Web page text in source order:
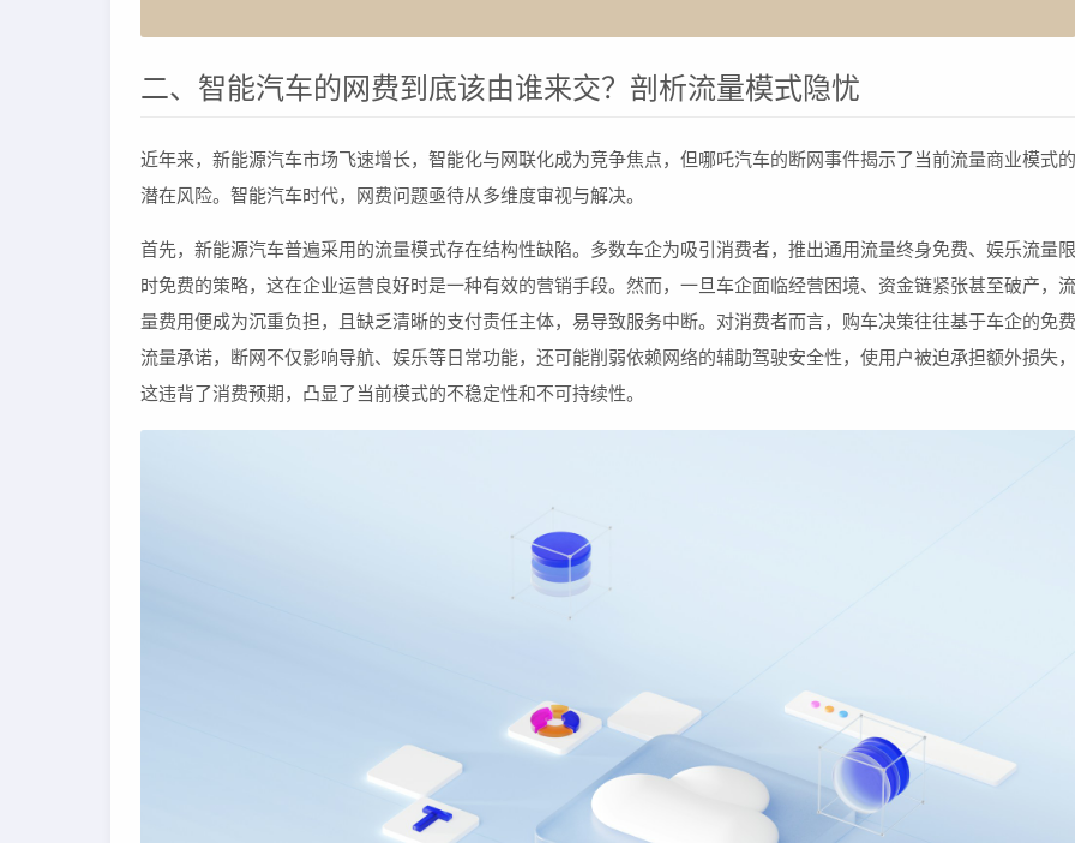
二、智能汽车的网费到底该由谁来交？剖析流量模式隐忧
近年来，新能源汽车市场飞速增长，智能化与网联化成为竞争焦点，但哪吒汽车的断网事件揭示了当前流量商业模式的
潜在风险。智能汽车时代，网费问题亟待从多维度审视与解决。
首先，新能源汽车普遍采用的流量模式存在结构性缺陷。多数车企为吸引消费者，推出通用流量终身免费、娱乐流量限
时免费的策略，这在企业运营良好时是一种有效的营销手段。然而，一旦车企面临经营困境、资金链紧张甚至破产，流
量费用便成为沉重负担，且缺乏清晰的支付责任主体，易导致服务中断。对消费者而言，购车决策往往基于车企的免费
流量承诺，断网不仅影响导航、娱乐等日常功能，还可能削弱依赖网络的辅助驾驶安全性，使用户被迫承担额外损失，
这违背了消费预期，凸显了当前模式的不稳定性和不可持续性。